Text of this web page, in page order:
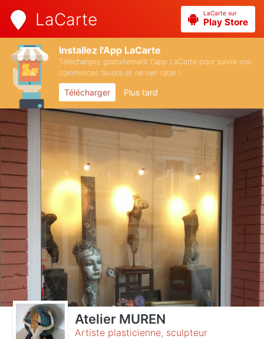
LaCarte LaCarte sur
Play Store
Installez l'App LaCarte
Téléchargez gratuitement l'app LaCarte pour suivre vos
commerces favoris et ne rien rater !
Télécharger Plus tard
Atelier MUREN
Artiste plasticienne, sculpteur